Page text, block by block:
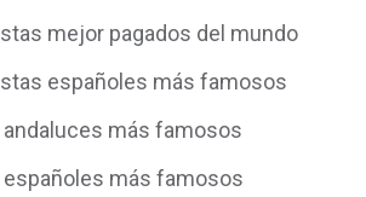
mejor pagados del mundo
españoles más famosos
más famosos
más famosos